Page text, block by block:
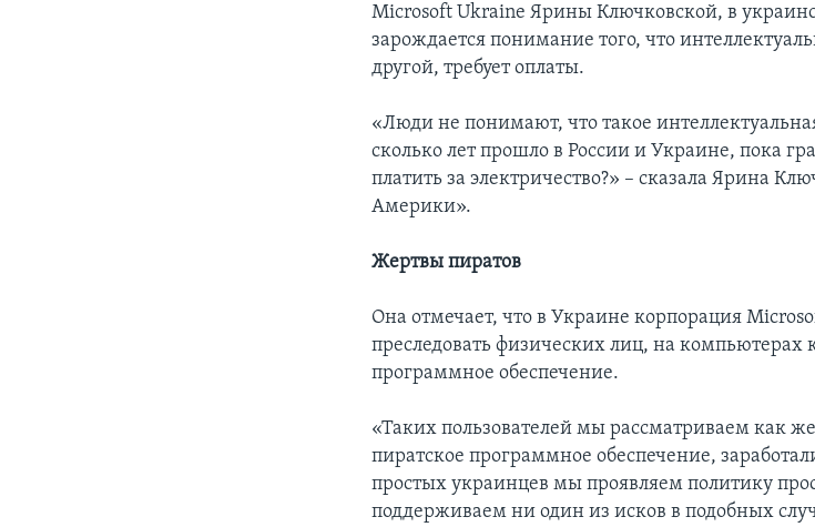
Microsoft Ukraine Ярины Ключковской, в
зарождается понимание того, что
другой, требует оплаты.
«Люди не понимают, что такое
сколько лет прошло в России и Украине, пока
платить за электричество?» – сказала Ярина
Америки».
Жертвы пиратов
Она отмечает, что в Украине корпорация
преследовать физических лиц, на компьютерах
программное обеспечение.
«Таких пользователей мы рассматриваем как
пиратское программное обеспечение,
простых украинцев мы проявляем политику
поддерживаем ни один из исков в подобных